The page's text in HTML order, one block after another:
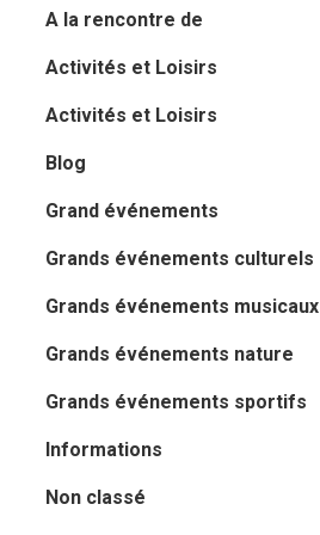
A la rencontre de
Activités et Loisirs
Activités et Loisirs
Blog
Grand événements
Grands événements culturels
Grands événements musicaux
Grands événements nature
Grands événements sportifs
Informations
Non classé